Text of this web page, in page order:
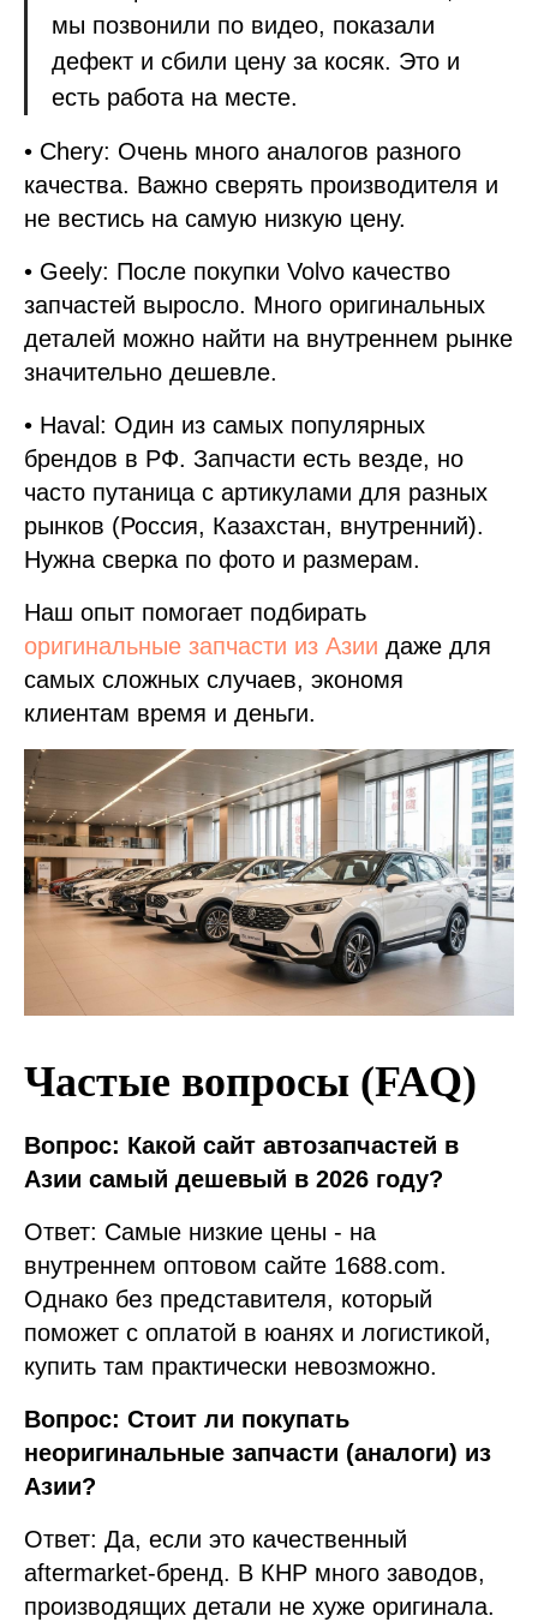
мы позвонили по видео, показали
дефект и сбили цену за косяк. Это и
есть работа на месте.
• Chery: Очень много аналогов разного
качества. Важно сверять производителя и
не вестись на самую низкую цену.
• Geely: После покупки Volvo качество
запчастей выросло. Много оригинальных
деталей можно найти на внутреннем рынке
значительно дешевле.
• Haval: Один из самых популярных
брендов в РФ. Запчасти есть везде, но
часто путаница с артикулами для разных
рынков (Россия, Казахстан, внутренний).
Нужна сверка по фото и размерам.
Наш опыт помогает подбирать
оригинальные запчасти из Азии даже для
самых сложных случаев, экономя
клиентам время и деньги.
Частые вопросы (FAQ)
Вопрос: Какой сайт автозапчастей в
Азии самый дешевый в 2026 году?
Ответ: Самые низкие цены - на
внутреннем оптовом сайте 1688.com.
Однако без представителя, который
поможет с оплатой в юанях и логистикой,
купить там практически невозможно.
Вопрос: Стоит ли покупать
неоригинальные запчасти (аналоги) из
Азии?
Ответ: Да, если это качественный
aftermarket-бренд. В КНР много заводов,
производящих детали не хуже оригинала.